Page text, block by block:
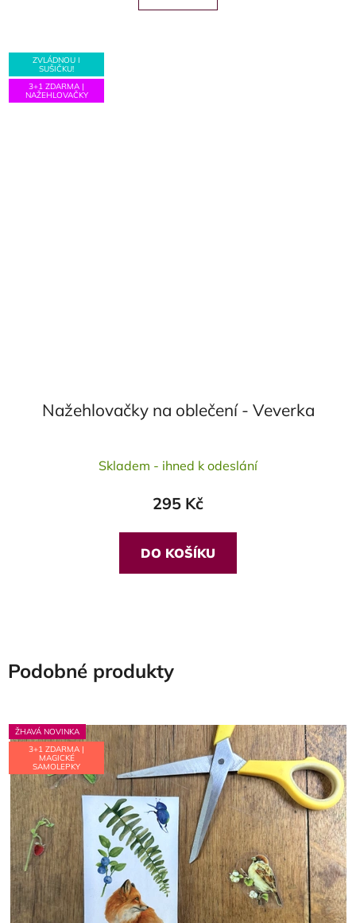
5
ZVLÁDNOU I
SUŠIČKU!
3+1 ZDARMA |
NAŽEHLOVAČKY
Nažehlovačky na oblečení - Veverka
hodnocení
je
5,0
z
5
Skladem - ihned k odeslání
295 Kč
DO KOŠÍKU
Podobné produkty
ŽHAVÁ NOVINKA
3+1 ZDARMA |
MAGICKÉ
SAMOLEPKY